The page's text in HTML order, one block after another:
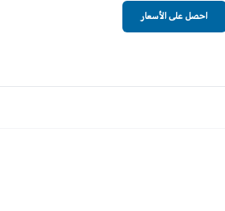
احصل على الأسعار